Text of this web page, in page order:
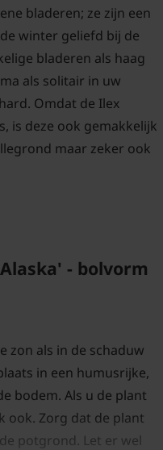
bladeren; ze zijn een
winter geliefd bij de
bladeren als haag
als solitair in uw
Omdat de Ilex
is deze ook gemakkelijk
maar zeker ook
- bolvorm
zon als in de schaduw
in een humusrijke,
bodem. Als u de plant
ook. Zorg dat de plant
potgrond. Let er wel